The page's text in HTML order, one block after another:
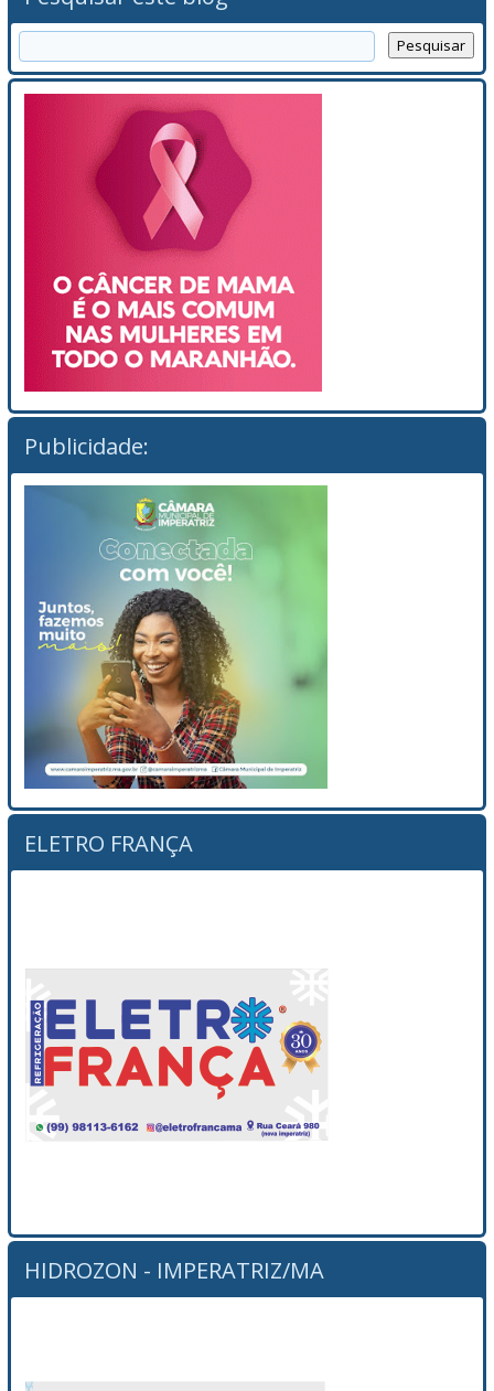
Publicidade:
ELETRO FRANÇA
HIDROZON - IMPERATRIZ/MA